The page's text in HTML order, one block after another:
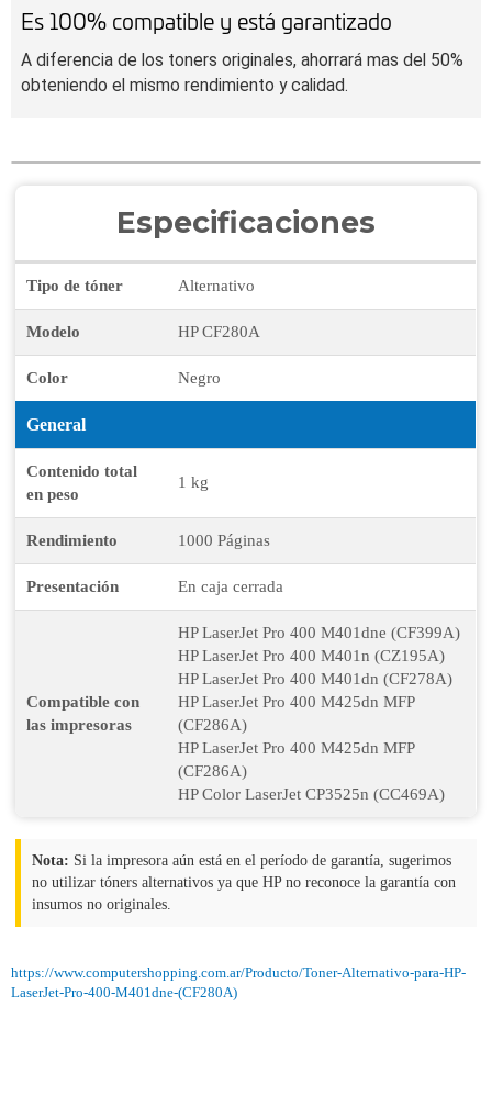
Es 100% compatible y está garantizado
A diferencia de los toners originales, ahorrará mas del 50%
obteniendo el mismo rendimiento y calidad.
Especificaciones
Tipo de tóner Alternativo
Modelo HP CF280A
Color Negro
General
Contenido total
en peso
1 kg
Rendimiento 1000 Páginas
Presentación En caja cerrada
Compatible con
las impresoras
HP LaserJet Pro 400 M401dne (CF399A)
HP LaserJet Pro 400 M401n (CZ195A)
HP LaserJet Pro 400 M401dn (CF278A)
HP LaserJet Pro 400 M425dn MFP
(CF286A)
HP LaserJet Pro 400 M425dn MFP
(CF286A)
HP Color LaserJet CP3525n (CC469A)
Nota: Si la impresora aún está en el período de garantía, sugerimos
no utilizar tóners alternativos ya que HP no reconoce la garantía con
insumos no originales.
https://www.computershopping.com.ar/Producto/Toner-Alternativo-para-HP-
LaserJet-Pro-400-M401dne-(CF280A)